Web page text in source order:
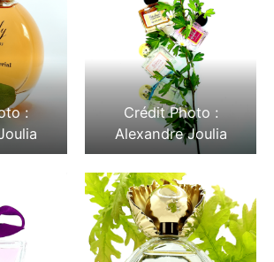
:
Crédit Photo :
Alexandre Joulia